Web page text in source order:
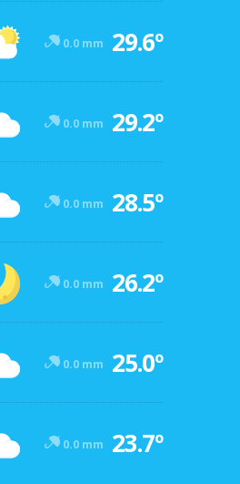
0.0 mm 29.6º
0.0 mm 29.2º
0.0 mm 28.5º
0.0 mm 26.2º
0.0 mm 25.0º
0.0 mm 23.7º